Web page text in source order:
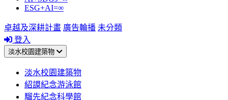
ESG+AI=∞
卓越及深耕計畫 廣告輪播 未分類
登入
淡水校園建築物
淡水校園建築物
紹謨紀念游泳館
騮先紀念科學館